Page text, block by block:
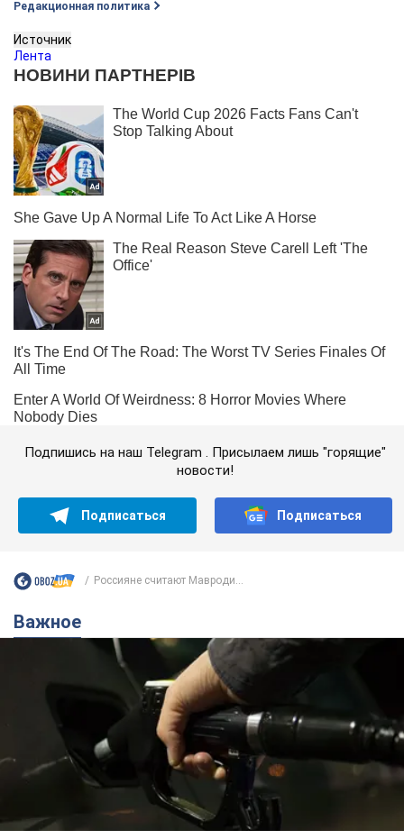
Редакционная политика
Источник
Лента
Подпишись на наш Telegram . Присылаем лишь "горящие"
новости!
Подписаться Подписаться
Россияне считают Мавроди...
Важное